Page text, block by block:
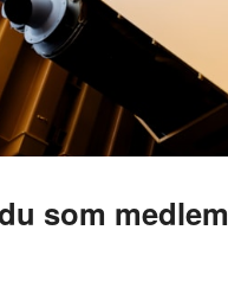
som medlem